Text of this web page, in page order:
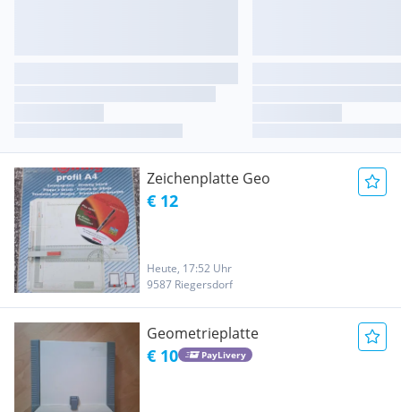
Zeichenplatte Geo
€ 12
Heute, 17:52 Uhr
9587 Riegersdorf
Geometrieplatte
€ 10 PayLivery